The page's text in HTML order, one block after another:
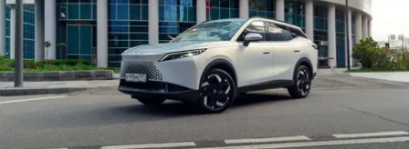
Страхование
Кредитный калькулятор
Аксессуары
Одежда и сувениры
Оригинальные аксессуары
Руководства по эксплуатации
Клиентская поддержка
O&J Автоклуб
Клуб владельцев OMODA
Приложение O&J
Обратная связь